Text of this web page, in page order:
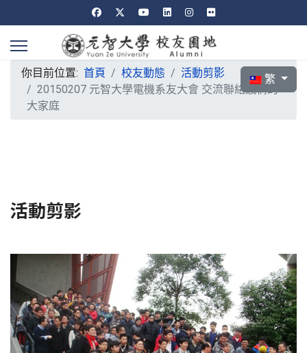
選擇你的語言
繁
你目前位置: 首頁 校友動態
活動剪影
20150207 元智大學電機系友大會 交流聯絡感情的
大家庭
活動剪影